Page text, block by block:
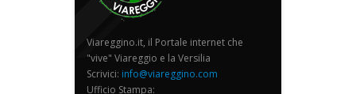
Viareggino.it, il Portale internet che
"vive" Viareggio e la Versilia
Scrivici: info@viareggino.com
Ufficio Stampa: